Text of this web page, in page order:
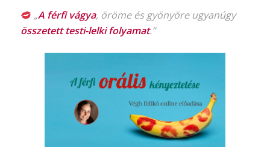
„A férfi vágya, öröme és gyönyöre ugyanúgy
összetett testi-lelki folyamat.”